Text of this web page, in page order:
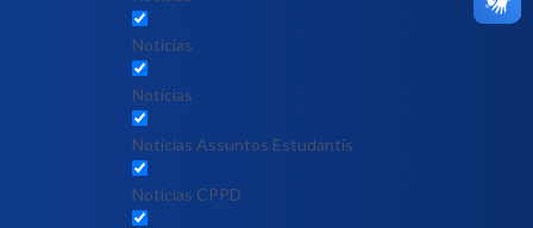
Notícias
Notícias
Notícias Assuntos Estudantis
Notícias CPPD